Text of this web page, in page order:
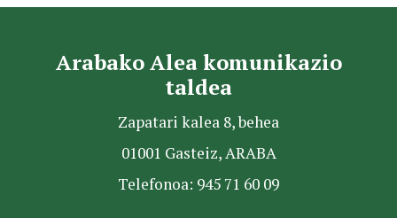
Arabako Alea komunikazio
taldea
Zapatari kalea 8, behea
01001 Gasteiz, ARABA
Telefonoa: 945 71 60 09